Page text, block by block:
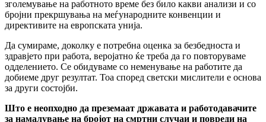
зголемување на работното време без било какви анализи и со
бројни прекршувања на меѓународните конвенции и
директивите на европската унија.
Да сумираме, доколку е потребна оценка за безбедноста и
здравјето при работа, веројатно ќе треба да го повторуваме
одделението. Се обидуваме со неменување на работите да
добиеме друг резултат. Тоа според светски мислители е основа
за други состојби.
Што е неопходно да преземаат државата и работодавачите
за намалување на бројот на смртни случаи и повреди на